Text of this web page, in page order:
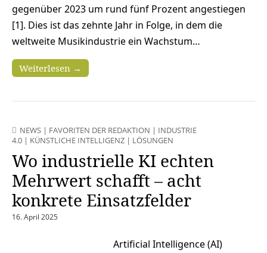
gegenüber 2023 um rund fünf Prozent angestiegen
[1]. Dies ist das zehnte Jahr in Folge, in dem die
weltweite Musikindustrie ein Wachstum…
Weiterlesen →
NEWS | FAVORITEN DER REDAKTION | INDUSTRIE
4.0 | KÜNSTLICHE INTELLIGENZ | LÖSUNGEN
Wo industrielle KI echten
Mehrwert schafft – acht
konkrete Einsatzfelder
16. April 2025
Artificial Intelligence (AI)